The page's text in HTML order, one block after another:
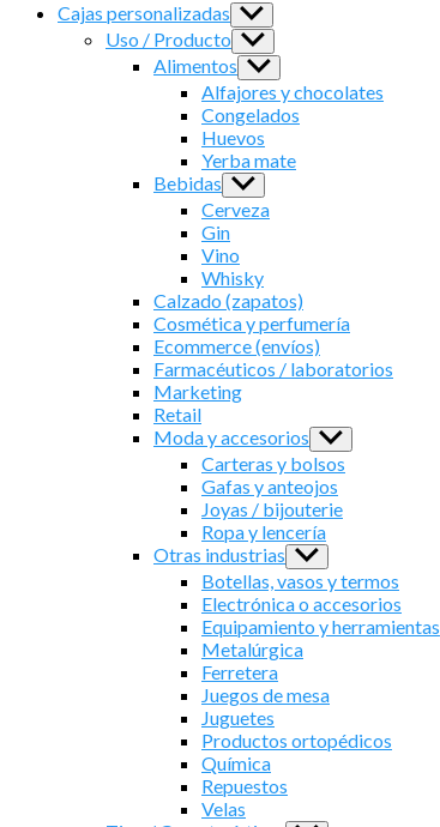
Cajas personalizadas Show
sub
menu
Uso / Producto Show
sub
menu
Alimentos Show
sub
menu
Alfajores y chocolates
Congelados
Huevos
Yerba mate
Bebidas Show
sub
menu
Cerveza
Gin
Vino
Whisky
Calzado (zapatos)
Cosmética y perfumería
Ecommerce (envíos)
Farmacéuticos / laboratorios
Marketing
Retail
Moda y accesorios Show
sub
menu
Carteras y bolsos
Gafas y anteojos
Joyas / bijouterie
Ropa y lencería
Otras industrias Show
sub
menu
Botellas, vasos y termos
Electrónica o accesorios
Equipamiento y herramientas
Metalúrgica
Ferretera
Juegos de mesa
Juguetes
Productos ortopédicos
Química
Repuestos
Velas